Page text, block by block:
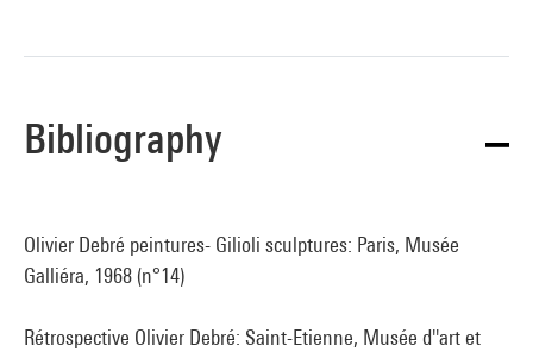
Bibliography
Olivier Debré peintures- Gilioli sculptures: Paris, Musée
Galliéra, 1968 (n°14)
Rétrospective Olivier Debré: Saint-Etienne, Musée d''art et